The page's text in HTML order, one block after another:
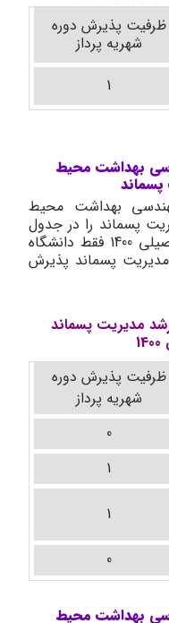
ظرفیت پذیرش دوره
شهریه پرداز
1
بهداشت محیط
بهداشت محیط
گرایش مدیریت پسماند را در جدول
زیر مشاهده می کنید. برای سال تحصیلی 1400 فقط دانشگاه
پسماند پذیرش
مدیریت پسماند
ظرفیت پذیرش دوره
شهریه پرداز
0
1
1
0
بهداشت محیط